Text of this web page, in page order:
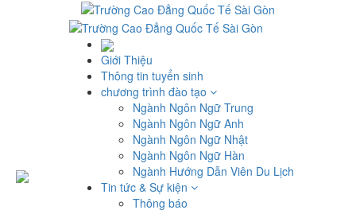
Giới Thiệu
Thông tin tuyển sinh
chương trình đào tạo
Ngành Ngôn Ngữ Trung
Ngành Ngôn Ngữ Anh
Ngành Ngôn Ngữ Nhật
Ngành Ngôn Ngữ Hàn
Ngành Hướng Dẫn Viên Du Lịch
Tin tức & Sự kiện
Thông báo